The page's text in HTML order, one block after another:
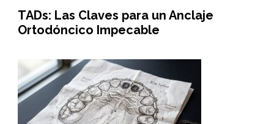
TADs: Las Claves para un Anclaje
Ortodóncico Impecable